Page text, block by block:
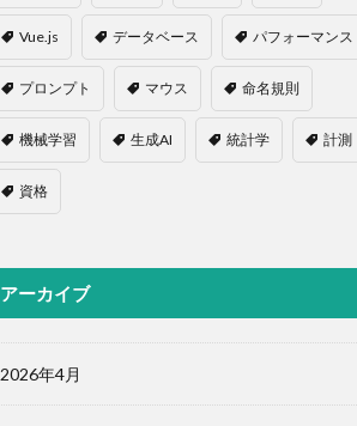
Vue.js データベース パフォーマンス
プロンプト マウス 命名規則
機械学習 生成AI 統計学 計測
資格
アーカイブ
2026年4月